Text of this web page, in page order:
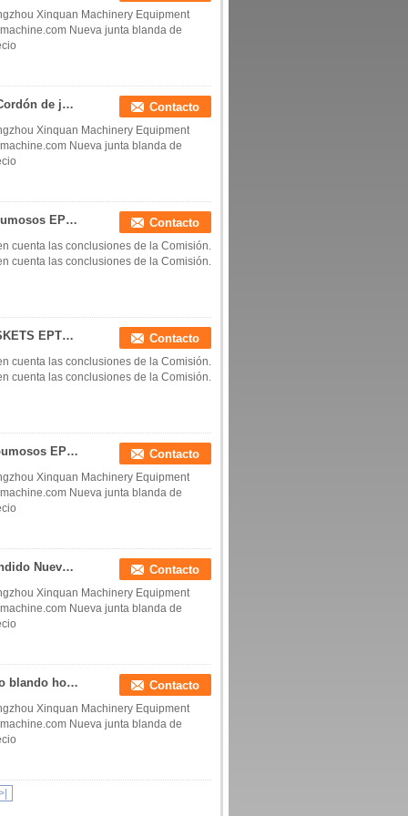
Xinquan Machinery Equipment
Nueva junta blanda de
Tela de juntas de ePTFE Tela de juntas de ePTFE Cordón de juntas de ePTFE Sellado conjunto de chapa de juntas, cinta de juntas, sellador conjunto y configuraciones universales de juntas de juntas China fabricante China fábrica China productor Contacto
Xinquan Machinery Equipment
Nueva junta blanda de
EPTFE espumoso o PTFE expandido Envases espumosos EPTFE espumoso o PTFE expandido espaciador de anillos de sello EPTFE espumoso o PTFE expandido espaciador de anillos de sello China fabricante China fábrica China productor Contacto
cuenta las conclusiones de la Comisión.
cuenta las conclusiones de la Comisión.
EPTFE espumoso o teflon expandido SEAL Y GASKETS EPTFE espumoso o teflon expandido EPTFE espumoso o teflon expandido placa de plástico China fabricante China fábrica China productor Contacto
cuenta las conclusiones de la Comisión.
cuenta las conclusiones de la Comisión.
EPTFE espumoso o teflon expandido Envases espumosos EPTFE espumoso o teflon expandido espaciador de anillos de sello de sello de EPTFE espumoso o teflon expandido espaciador de anillos de sello de sello de teflón fabricante de China fábrica de China productor de China Contacto
Xinquan Machinery Equipment
Nueva junta blanda de
Silenos y lavadoras de teflón de PTFE suave expandido Nuevo material Lavadoras suaves Lavadoras de plástico expandido Lavadoras de EPTFE (PTFE expandido) Lavadoras China fabricante China fábrica China productor Contacto
Xinquan Machinery Equipment
Nueva junta blanda de
Nuevo material de plástico blando junta de plástico blando hojas de plástico nuevo material de sello blando anillo espaciador EPTFE sello anillo espaciador PTFE Expandido Teflón junta de China fabricante China fábrica China productor Contacto
Xinquan Machinery Equipment
Nueva junta blanda de